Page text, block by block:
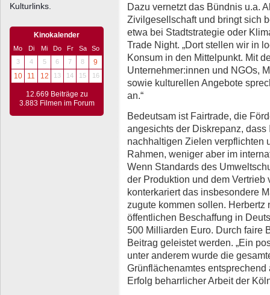
Kulturlinks.
Kinokalender
Mo Di Mi Do Fr Sa
So
3
4 5 6 7 8
9
10
11 12 13 14 15 16
12.669 Beiträge zu
3.883 Filmen im Forum
Dazu vernetzt das Bündnis u.a.
Zivilgesellschaft und bringt sich
etwa bei Stadtstrategie oder
Trade Night. „Dort stellen wir in
Konsum in den Mittelpunkt. Mit
Unternehmer:innen und NGOs,
sowie kulturellen Angebote
an.“
Bedeutsam ist Fairtrade, die
angesichts der Diskrepanz,
nachhaltigen Zielen verpflichten
Rahmen, weniger aber im
Wenn Standards des
der Produktion und dem
konterkariert das insbesondere
zugute kommen sollen.
öffentlichen Beschaffung in
500 Milliarden Euro. Durch faire
Beitrag geleistet werden. „Ein
unter anderem wurde die
Grünflächenamtes
Erfolg beharrlicher Arbeit der